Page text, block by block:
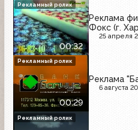
00:32
Реклама
Фокс (г.
25 апреля
Рекламный ролик
00:29
Реклама
6 августа
Рекламный ролик
Рекламный ролик